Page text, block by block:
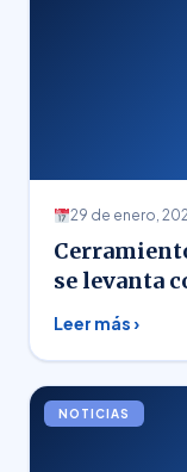
29 de enero,
se levanta
Leer más ›
NOTICIAS